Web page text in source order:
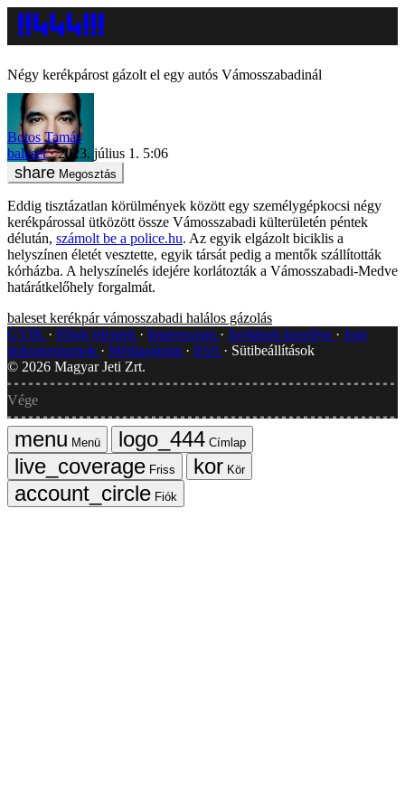
Négy kerékpárost gázolt el egy autós Vámosszabadinál
Botos Tamás
baleset
2023. július 1. 5:06
Megosztás
Eddig tisztázatlan körülmények között egy személygépkocsi négy
kerékpárossal ütközött össze Vámosszabadi külterületén péntek
délután, számolt be a police.hu. Az egyik elgázolt biciklis a
helyszínen életét vesztette, egyik társát pedig a mentők szállították
kórházba. A helyszínelés idejére korlátozták a Vámosszabadi-Medve
határátkelőhely forgalmát.
baleset kerékpár vámosszabadi halálos gázolás
GYIK
Hibát jelentek Impresszum Javítások kezelése
Jogi
dokumentumok
Médiaajánlat RSS
Sütibeállítások
© 2026 Magyar Jeti Zrt.
Vége
Menü
Címlap
Friss
Kör
Fiók